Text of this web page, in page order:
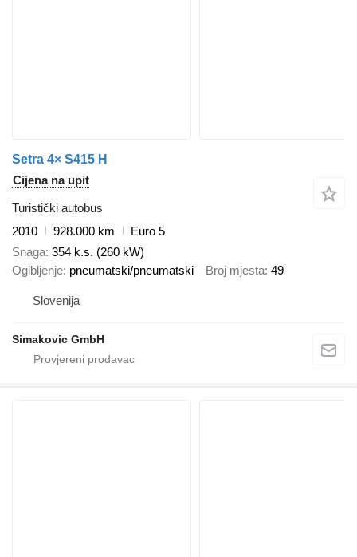
Setra 4× S415 H
Cijena na upit
Turistički autobus
2010
928.000 km
Euro 5
Snaga 354 k.s. (260 kW)
Ogibljenje pneumatski/pneumatski Broj mjesta 49
Slovenija
Simakovic GmbH